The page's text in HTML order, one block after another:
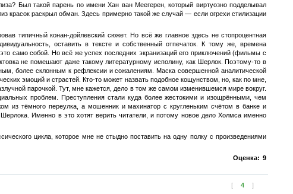
Был такой парень по имени Хан ван Меегерен, который виртуозно подделывал
красок раскрыл обман. Здесь примерно такой же случай — если огрехи стилизации
типичный конан-дойлевский сюжет. Но всё же главное здесь не стопроцентная
оставить в тексте и собственный отпечаток. К тому же, времена
само собой. Но всё же успех последних экранизаций его приключений (фильмы с
не помешают даже такому литературному исполину, как Шерлок. Поэтому-то в
более склонным к рефлексии и сожалениям. Маска совершенной аналитической
эмоций и страстей. Кто-то может назвать подобное кощунством, но, как по мне,
парочкой. Тут, мне кажется, дело в том же самом изменившемся мире вокруг.
проблем. Преступления стали куда более жестокими и изощрёнными, чем
из тёмного переулка, а мошенник и махинатор с кругленьким счётом в банке и
Именно в это хотят верить читатели, и потому новое дело Холмса именно
цикла, которое мне не стыдно поставить на одну полку с произведениями
Оценка: 9
[ 4 ]